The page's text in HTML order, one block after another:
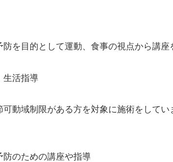
を目的として運動、食事の視点から講
生活指導
動域制限がある方を対象に施術をして
防のための講座や指導